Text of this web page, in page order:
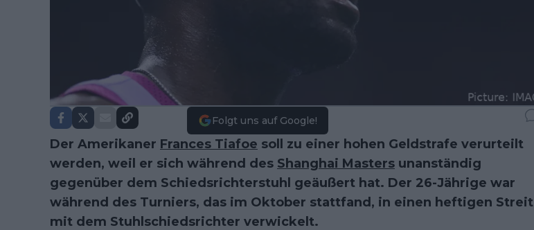
Folgt uns auf Google!
Der Amerikaner Frances Tiafoe soll zu einer hohen Geldstrafe verurteilt
werden, weil er sich während des Shanghai Masters unanständig
gegenüber dem Schiedsrichterstuhl geäußert hat. Der 26-Jährige war
während des Turniers, das im Oktober stattfand, in einen heftigen Streit
mit dem Stuhlschiedsrichter verwickelt.